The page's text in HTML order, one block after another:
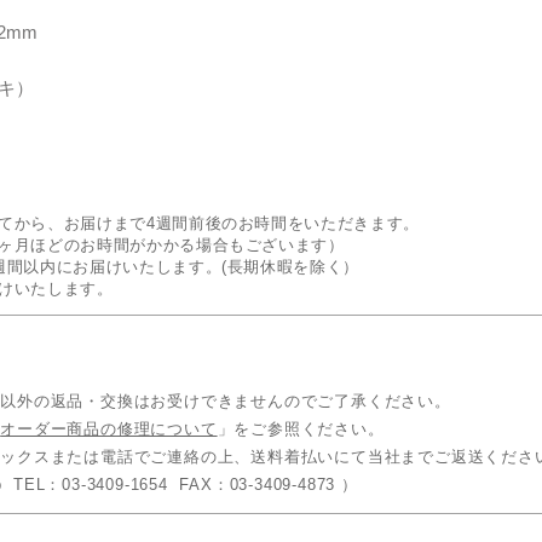
から、お届けまで4週間前後のお時間をいただきます。
ほどのお時間がかかる場合もございます）
以内にお届けいたします。(長期休暇を除く）
いたします。
外の返品・交換はお受けできませんのでご了承ください。
オーダー商品の修理について 」をご参照ください。
クスまたは電話でご連絡の上、送料着払いにて当社までご返送くださ
：03-3409-1654 FAX：03-3409-4873 ）